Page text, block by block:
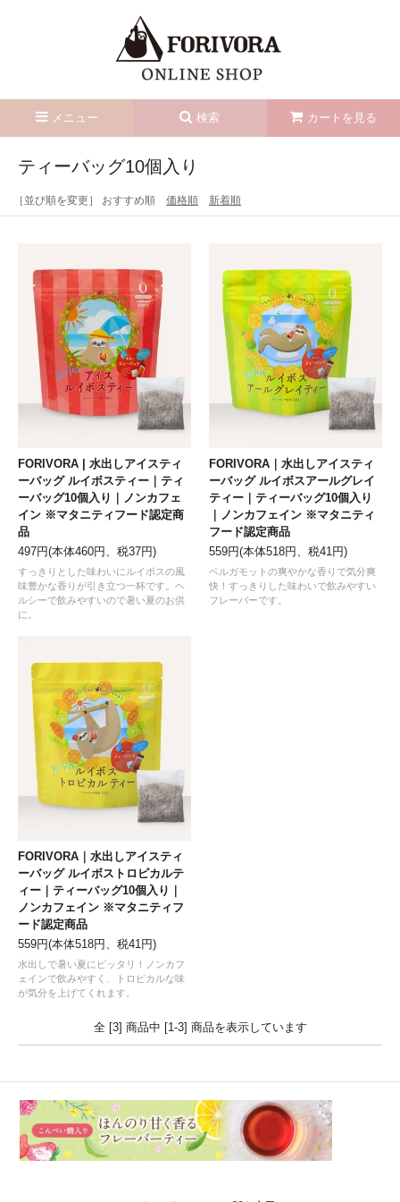
メニュー 検索 カートを見る
ティーバッグ10個入り
［並び順を変更］ おすすめ順 価格順 新着順
FORIVORA | 水出しアイスティ
ーバッグ ルイボスティー｜ティ
ーバッグ10個入り｜ノンカフェ
イン ※マタニティフード認定商
品
497円(本体460円、税37円)
すっきりとした味わいにルイボスの風
味豊かな香りが引き立つ一杯です。ヘ
ルシーで飲みやすいので暑い夏のお供
に。
FORIVORA｜水出しアイスティ
ーバッグ ルイボスアールグレイ
ティー｜ティーバッグ10個入り
｜ノンカフェイン ※マタニティ
フード認定商品
559円(本体518円、税41円)
ベルガモットの爽やかな香りで気分爽
快！すっきりした味わいで飲みやすい
フレーバーです。
FORIVORA｜水出しアイスティ
ーバッグ ルイボストロピカルテ
ィー｜ティーバッグ10個入り｜
ノンカフェイン ※マタニティフ
ード認定商品
559円(本体518円、税41円)
水出しで暑い夏にピッタリ！ノンカフ
ェインで飲みやすく、トロピカルな味
が気分を上げてくれます。
全 [3] 商品中 [1-3] 商品を表示しています